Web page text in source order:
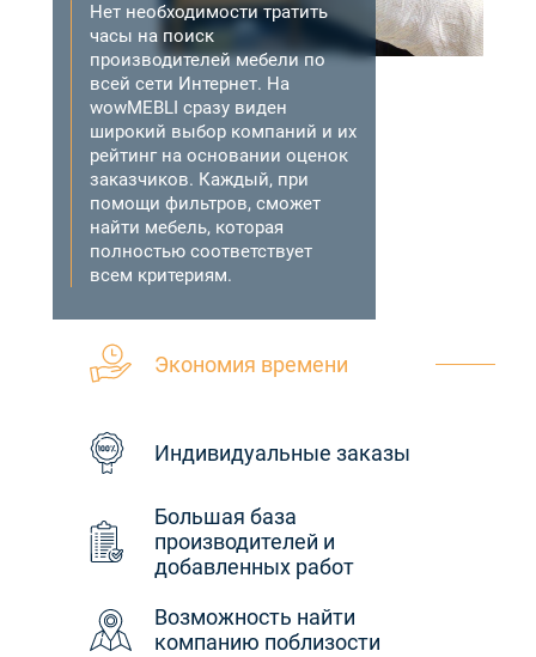
Экономия времени
Индивидуальные заказы
Большая база
производителей и
добавленных работ
Возможность найти
компанию поблизости
Нет необходимости тратить
часы на поиск
производителей мебели по
всей сети Интернет. На
wowMEBLI сразу виден
широкий выбор компаний и их
рейтинг на основании оценок
заказчиков. Каждый, при
помощи фильтров, сможет
найти мебель, которая
полностью соответствует
всем критериям.